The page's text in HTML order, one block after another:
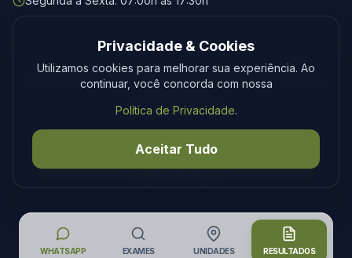
© 2026 Laboratório Spillere. Todos os direitos reservados.
PrivacidadeTermos
DesenvolvimentoTecmedia
Privacidade & Cookies
Utilizamos cookies para melhorar sua experiência. Ao
continuar, você concorda com nossa
Política de Privacidade.
Aceitar Tudo
WHATSAPP EXAMES UNIDADES RESULTADOS